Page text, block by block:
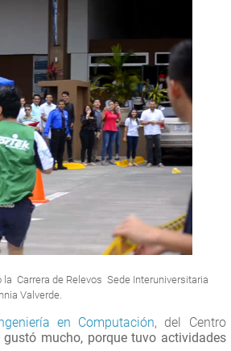
Carrera de Relevos Sede Interuniversitaria
Valverde.
en Computación, del Centro
mucho, porque tuvo actividades